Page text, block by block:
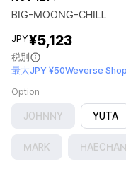
BIG-MOONG-CHILL
JPY¥5,123
税別
最大JPY ¥50Weverse
Option
JOHNNY YUTA
MARK HAECHAN